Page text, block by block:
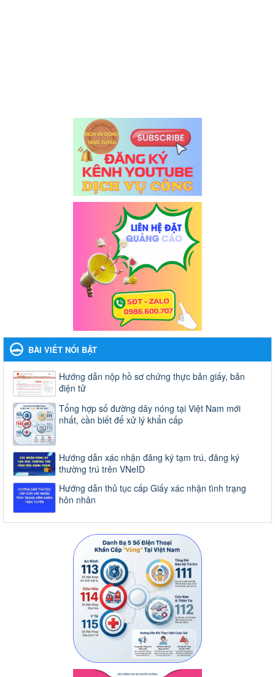
BÀI VIẾT NỔI BẬT
Hướng dẫn nộp hồ sơ chứng thực bản giấy, bản
điện tử
Tổng hợp số đường dây nóng tại Việt Nam mới
nhất, cần biết để xử lý khẩn cấp
Hướng dẫn xác nhận đăng ký tạm trú, đăng ký
thường trú trên VNeID
Hướng dẫn thủ tục cấp Giấy xác nhận tình trạng
hôn nhân